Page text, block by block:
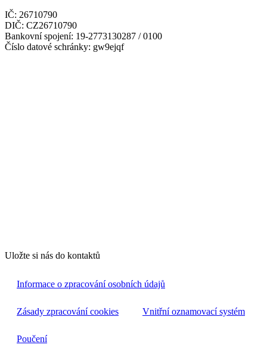
IČ: 26710790
DIČ: CZ26710790
Bankovní spojení: 19-2773130287 / 0100
Číslo datové schránky: gw9ejqf
Uložte si nás do kontaktů
Informace o zpracování osobních údajů
Zásady zpracování cookies Vnitřní oznamovací systém
Poučení